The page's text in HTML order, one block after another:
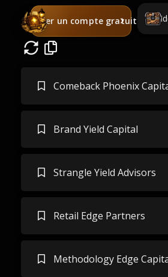
Créer un compte gratuit
Comeback Phoenix
Brand Yield Capital
Strangle Yield Advisors
Retail Edge Partners
Methodology Edge